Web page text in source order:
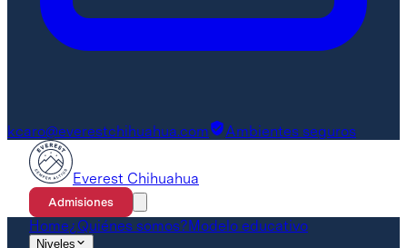
kcaro@everestchihuahua.com Ambientes seguros
Everest Chihuahua
Admisiones
Home¿Quiénes somos?Modelo educativo
Niveles